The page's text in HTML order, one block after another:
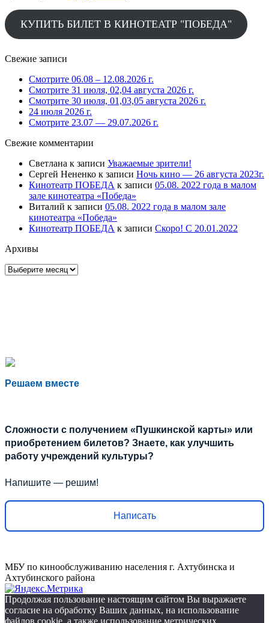
КУПИТЬ БИЛЕТ В КИНОТЕАТР "ПОБЕДА"
Свежие записи
Смотрите 06.08 – 12.08.2026 г.
Смотрите 31 июля, 02,04 августа 2026 г.
Смотрите 30 июля, 01,03,05 августа 2026 г.
24 июля 2026 г.
Смотрите 23.07 — 29.07.2026 г.
Свежие комментарии
Светлана к записи Уважаемые зрители!
Сергей Нененко к записи Ночь кино — 26 августа 2023г.
Кинотеатр ПОБЕДА к записи 05.08. 2022 года в малом
зале кинотеатра «Победа»
Виталий к записи 05.08. 2022 года в малом зале
кинотеатра «Победа»
Кинотеатр ПОБЕДА к записи Скоро! С 20.01.2022
Архивы
Архивы
Решаем вместе
Сложности с получением «Пушкинской карты» или
приобретением билетов? Знаете, как улучшить
работу учреждений культуры?
Напишите — решим!
Написать
МБУ по кинообслуживанию населения г. Ахтубинска и
Ахтубинского района
Продолжая пользование настоящим сайтом Вы выражаете
согласие на обработку Ваших данных, на использование
файлов cookie, а также использование метрических